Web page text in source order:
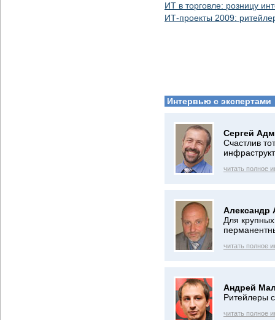
ИТ в торговле: розницу
ИТ-проекты 2009:
Интервью с экспертами
Сергей
Счастлив
читать полное
Александр
Для
читать полное
Андрей
Ритейлеры
читать полное